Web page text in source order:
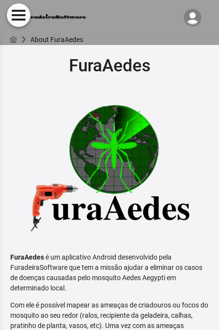
About FuraAedes
FuraAedes
FuraAedesé um aplicativo Android desenvolvido pela
FuradeiraSoftware que tem a missão ajudar a eliminar os casos
de doenças causadas pelo mosquito Aedes Aegypti em
determinado local.
Com ele é possível mapear as ameaças de criadouros ou focos do
mosquito ao seu redor (ralos, recipiente da geladeira, calhas,
pratinho de planta, vasos, etc). Uma vez com as ameaças